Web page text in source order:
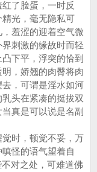
了脸蛋，一时反
光，毫无隐私可
羞涩的迎着空气微
刺激的缘故时而轻
下平，浮突的恰到
，娇翘的肉臀将肉
，可谓是淫水如河
头在紧凑的挺拔双
真是可以说是名副
时，顿觉不妥，万
怪的语气望着自
对之处，可难道佛